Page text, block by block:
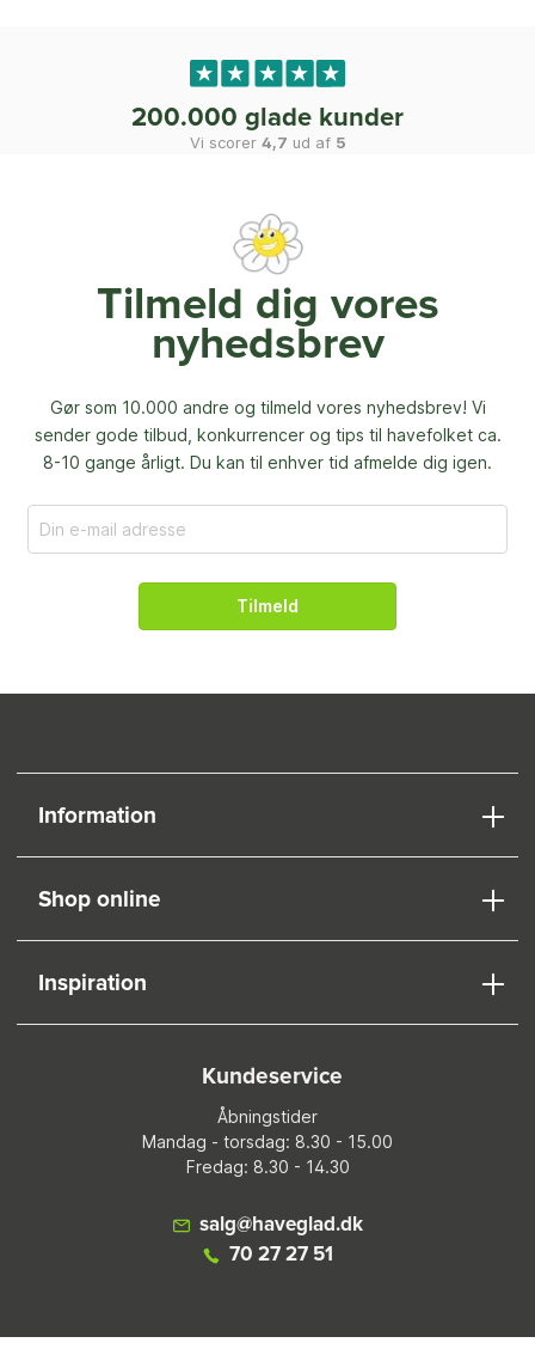
200.000 glade kunder
Vi scorer 4,7 ud af 5
Tilmeld dig vores
nyhedsbrev
Gør som 10.000 andre og tilmeld vores nyhedsbrev! Vi
sender gode tilbud, konkurrencer og tips til havefolket ca.
8-10 gange årligt. Du kan til enhver tid afmelde dig igen.
Tilmeld
Information
Shop online
Inspiration
Kundeservice
Åbningstider
Mandag - torsdag: 8.30 - 15.00
Fredag: 8.30 - 14.30
salg@haveglad.dk
70 27 27 51